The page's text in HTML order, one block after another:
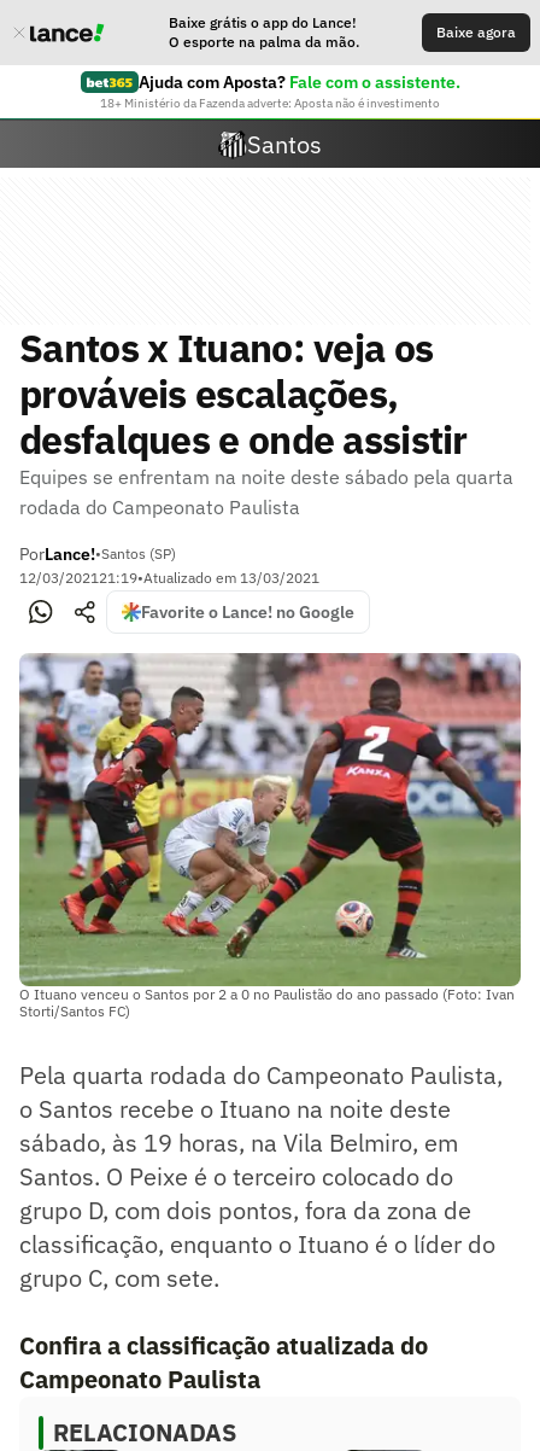
Baixe grátis o app do Lance!
O esporte na palma da mão.
Baixe agora
Ajuda com Aposta? Fale com o assistente.
18+ Ministério da Fazenda adverte: Aposta não é investimento
Santos
Santos x Ituano: veja os
prováveis escalações,
desfalques e onde assistir
Equipes se enfrentam na noite deste sábado pela quarta
rodada do Campeonato Paulista
PorLance!•Santos (SP)
12/03/202121:19•Atualizado em 13/03/2021
Favorite o Lance! no Google
O Ituano venceu o Santos por 2 a 0 no Paulistão do ano passado (Foto: Ivan
Storti/Santos FC)
Pela quarta rodada do Campeonato Paulista,
o Santos recebe o Ituano na noite deste
sábado, às 19 horas, na Vila Belmiro, em
Santos. O Peixe é o terceiro colocado do
grupo D, com dois pontos, fora da zona de
classificação, enquanto o Ituano é o líder do
grupo C, com sete.
Confira a classificação atualizada do
Campeonato Paulista
RELACIONADAS